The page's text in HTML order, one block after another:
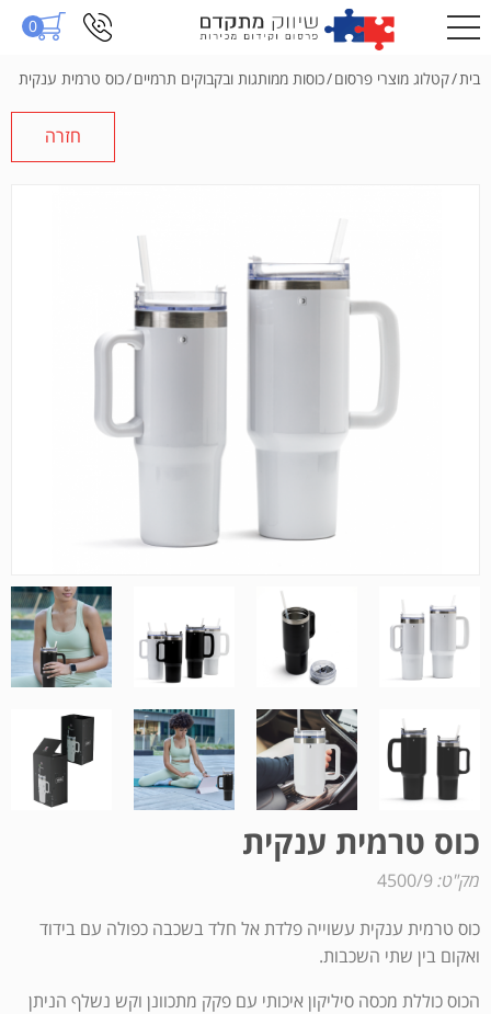
0
בית/קטלוג מוצרי פרסום/כוסות ממותגות ובקבוקים תרמיים/כוס טרמית ענקית
חזרה
כוס טרמית ענקית
מק"ט: 4500/9
כוס טרמית ענקית עשוייה פלדת אל חלד בשכבה כפולה עם בידוד
ואקום בין שתי השכבות.
הכוס כוללת מכסה סיליקון איכותי עם פקק מתכוונן וקש נשלף הניתן